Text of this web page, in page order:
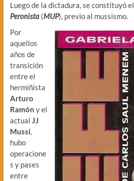
Luego de la dictadura, se constituyó el
Peronista(MUP), previo al mussismo.
Por
aquellos
años de
transición
entre el
hermiñista
Arturo
Ramón y el
actual JJ
Mussi,
hubo
operacione
s y pases
entre